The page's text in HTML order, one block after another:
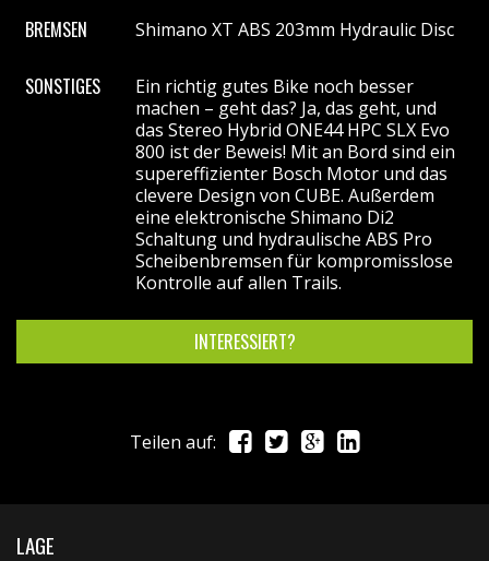
BREMSEN Shimano XT ABS 203mm Hydraulic Disc
SONSTIGES
Ein richtig gutes Bike noch besser
machen – geht das? Ja, das geht, und
das Stereo Hybrid ONE44 HPC SLX Evo
800 ist der Beweis! Mit an Bord sind ein
supereffizienter Bosch Motor und das
clevere Design von CUBE. Außerdem
eine elektronische Shimano Di2
Schaltung und hydraulische ABS Pro
Scheibenbremsen für kompromisslose
Kontrolle auf allen Trails.
INTERESSIERT?
Teilen auf:
LAGE